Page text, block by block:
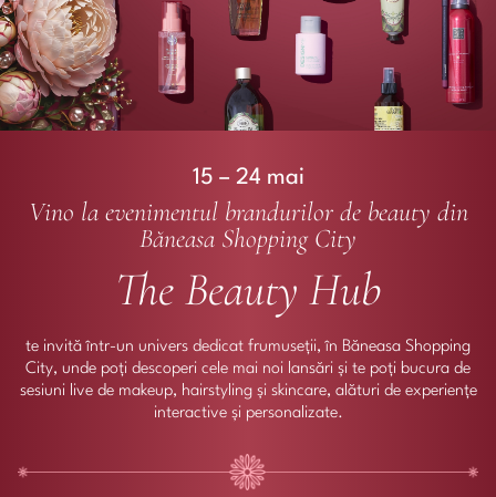
15 – 24 mai
Vino la evenimentul brandurilor de beauty din
Băneasa Shopping City
The Beauty Hub
te invită într-un univers dedicat frumuseții, în Băneasa Shopping
City, unde poți descoperi cele mai noi lansări și te poți bucura de
sesiuni live de makeup, hairstyling și skincare, alături de experiențe
interactive și personalizate.